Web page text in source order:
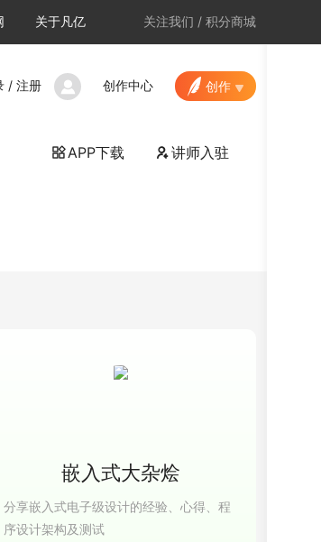
关于凡亿 关注我们 / 积分商城
/ 注册 创作中心 创作
APP下载 讲师入驻
嵌入式大杂烩
分享嵌入式电子级设计的经验、心得、程
序设计架构及测试